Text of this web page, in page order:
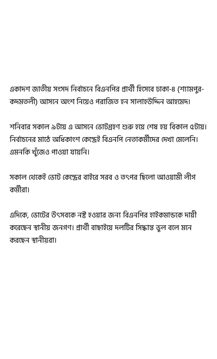
একাদশ জাতীয় সংসদ নির্বাচনে বিএনপির প্রার্থী হিসেবে ঢাকা-৪ (শ্যামপুর-
কদমতলী) আসনে অংশ নিয়েও পরাজিত হন সালাহউদ্দিন আহমেদ।
শনিবার সকাল ৯টায় এ আসনে ভোটগ্রহণ শুরু হয়ে শেষ হয় বিকাল ৫টায়।
নির্বাচনের মাঠে অধিকাংশ কেন্দ্রেই বিএনপি নেতাকর্মীদের দেখা মেলেনি।
এমনকি খুঁজেও পাওয়া যায়নি।
সকাল থেকেই ভোট কেন্দ্রের বাইরে সরব ও তৎপর ছিলো আওয়ামী লীগ
কর্মীরা।
এদিকে, ভোটের উৎসবকে নষ্ট হওয়ার জন্য বিএনপির হাইকমান্ডকে দায়ী
করেছেন স্থানীয় জনগণ। প্রার্থী বাছাইয়ে দলটির সিদ্ধান্ত ভুল বলে মনে
করছেন স্থানীয়রা।